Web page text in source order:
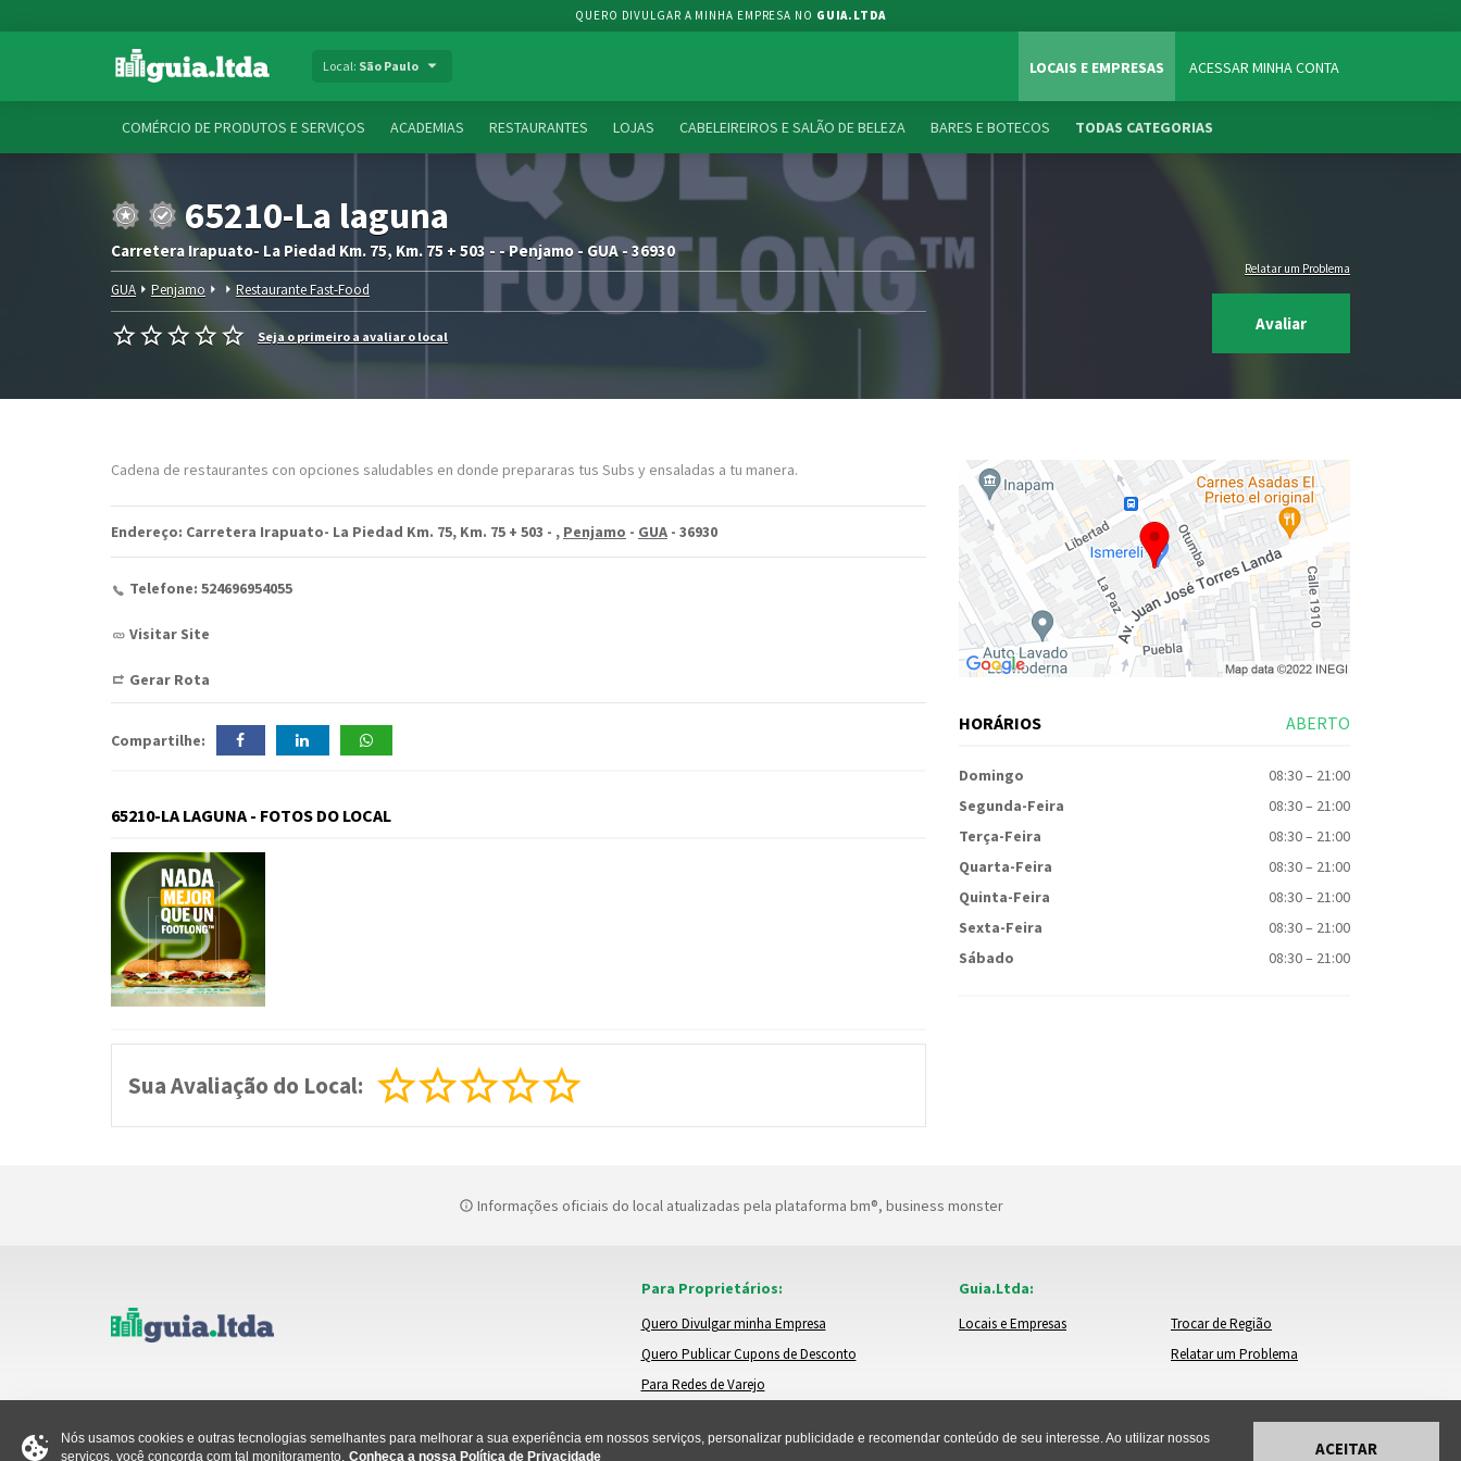
QUERO DIVULGAR A MINHA EMPRESA NO GUIA.LTDA
Local: São Paulo LOCAIS E EMPRESAS ACESSAR MINHA CONTA
COMÉRCIO DE PRODUTOS E SERVIÇOS ACADEMIAS RESTAURANTES LOJAS CABELEIREIROS E SALÃO DE BELEZA BARES E BOTECOS TODAS CATEGORIAS
65210-La laguna
Carretera Irapuato- La Piedad Km. 75, Km. 75 + 503 - - Penjamo - GUA - 36930
GUA Penjamo Restaurante Fast-Food
Seja o primeiro a avaliar o local
Relatar um Problema
Avaliar
Cadena de restaurantes con opciones saludables en donde prepararas tus Subs y ensaladas a tu manera.
Endereço: Carretera Irapuato- La Piedad Km. 75, Km. 75 + 503 - , Penjamo - GUA - 36930
Telefone: 524696954055
Visitar Site
Gerar Rota
Compartilhe:
65210-LA LAGUNA - FOTOS DO LOCAL
Sua Avaliação do Local:
HORÁRIOS ABERTO
Domingo 08:30– 21:00
Segunda-Feira
08:30– 21:00
Terça-Feira
08:30– 21:00
Quarta-Feira
08:30– 21:00
Quinta-Feira
08:30– 21:00
Sexta-Feira
08:30– 21:00
Sábado
08:30– 21:00
Informações oficiais do local atualizadas pela plataforma bm®, business monster
Para Proprietários:
Quero Divulgar minha Empresa
Quero Publicar Cupons de Desconto
Para Redes de Varejo
Guia.Ltda:
Locais e Empresas
Trocar de Região
Relatar um Problema
Nós usamos cookies e outras tecnologias semelhantes para melhorar a sua experiência em nossos serviços, personalizar publicidade e recomendar conteúdo de seu interesse. Ao utilizar nossos
serviços, você concorda com tal monitoramento. Conheça a nossa Política de Privacidade ACEITAR